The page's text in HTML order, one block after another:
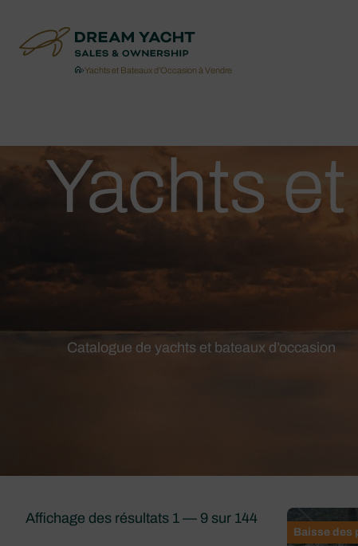
›Yachts et Bateaux d’Occasion à Vendre
Yachts et
Catalogue de yachts et bateaux d’occasion
Affichage des résultats 1 — 9 sur 144
Baisse des